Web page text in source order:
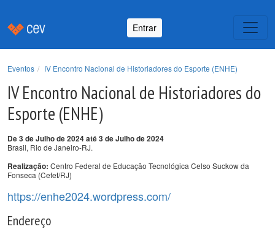
Entrar
Eventos IV Encontro Nacional de Historiadores do Esporte (ENHE)
IV Encontro Nacional de Historiadores do
Esporte (ENHE)
De 3 de Julho de 2024 até 3 de Julho de 2024
Brasil, Rio de Janeiro-RJ.
Realização: Centro Federal de Educação Tecnológica Celso Suckow da
Fonseca (Cefet/RJ)
https://enhe2024.wordpress.com/
Endereço